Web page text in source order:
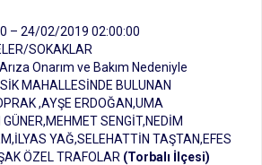
– 24/02/2019 02:00:00
SOKAKLAR
Onarım ve Bakım Nedeniyle
MAHALLESİNDE BULUNAN
,AYŞE ERDOĞAN,UMA
SENGİT,NEDİM
YAĞ,SELEHATTİN TAŞTAN,EFES
ÖZEL TRAFOLAR (Torbalı İlçesi)